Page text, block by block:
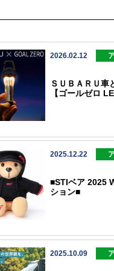
2026.02.12
ＳＵＢＡＲＵ車
【ゴールゼロ
2025.12.22
■STIベア 2025
ション■
2025.10.09